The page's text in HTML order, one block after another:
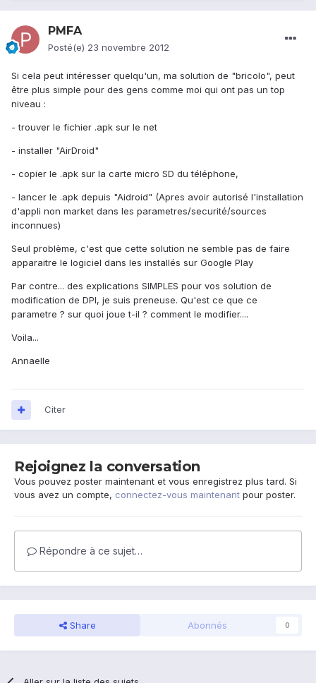
PMFA
Posté(e) 23 novembre 2012
Si cela peut intéresser quelqu'un, ma solution de "bricolo", peut
être plus simple pour des gens comme moi qui ont pas un top
niveau :
- trouver le fichier .apk sur le net
- installer "AirDroid"
- copier le .apk sur la carte micro SD du téléphone,
- lancer le .apk depuis "Aidroid" (Apres avoir autorisé l'installation
d'appli non market dans les parametres/securité/sources
inconnues)
Seul problème, c'est que cette solution ne semble pas de faire
apparaitre le logiciel dans les installés sur Google Play
Par contre... des explications SIMPLES pour vos solution de
modification de DPI, je suis preneuse. Qu'est ce que ce
parametre ? sur quoi joue t-il ? comment le modifier....
Voila...
Annaelle
Citer
Rejoignez la conversation
Vous pouvez poster maintenant et vous enregistrez plus tard. Si
vous avez un compte, connectez-vous maintenant pour poster.
Répondre à ce sujet…
Share Abonnés 0